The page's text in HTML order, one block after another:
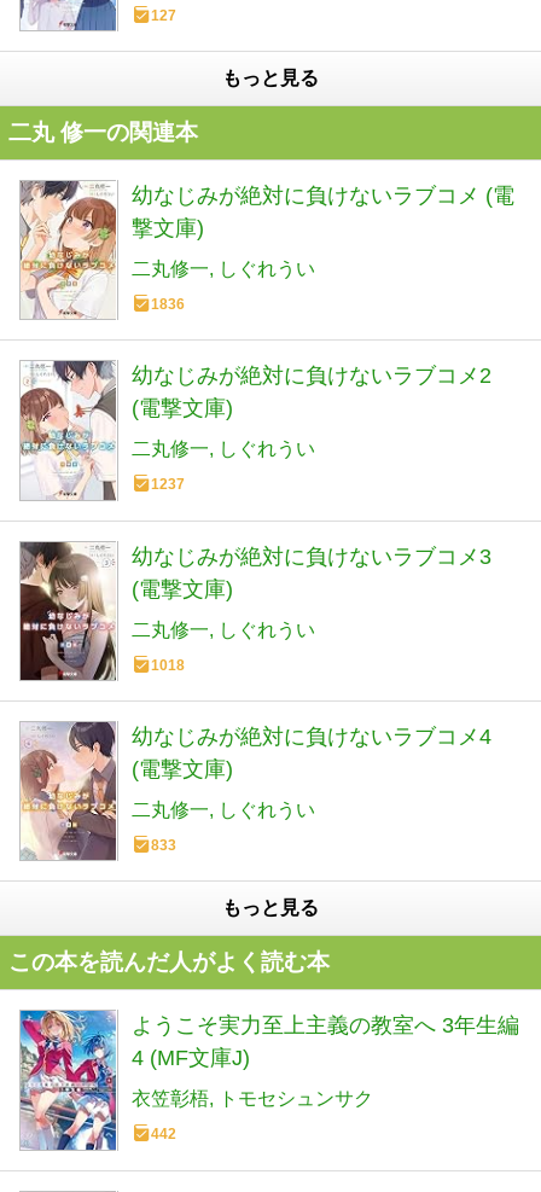
127
もっと見る
二丸 修一の関連本
幼なじみが絶対に負けないラブコメ (電
撃文庫)
二丸修一 しぐれうい
1836
幼なじみが絶対に負けないラブコメ2
(電撃文庫)
二丸修一 しぐれうい
1237
幼なじみが絶対に負けないラブコメ3
(電撃文庫)
二丸修一 しぐれうい
1018
幼なじみが絶対に負けないラブコメ4
(電撃文庫)
二丸修一 しぐれうい
833
もっと見る
この本を読んだ人がよく読む本
ようこそ実力至上主義の教室へ 3年生編
4 (MF文庫J)
衣笠彰梧 トモセシュンサク
442